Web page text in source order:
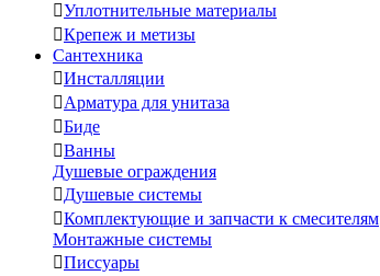
Уплотнительные материалы
Крепеж и метизы
Сантехника
Инсталляции
Арматура для унитаза
Биде
Ванны
Душевые ограждения
Душевые системы
Комплектующие и запчасти к смесителям
Монтажные системы
Писсуары